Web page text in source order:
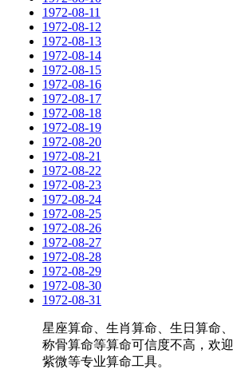
1972-08-11
1972-08-12
1972-08-13
1972-08-14
1972-08-15
1972-08-16
1972-08-17
1972-08-18
1972-08-19
1972-08-20
1972-08-21
1972-08-22
1972-08-23
1972-08-24
1972-08-25
1972-08-26
1972-08-27
1972-08-28
1972-08-29
1972-08-30
1972-08-31
星座算命、生肖算命、生日算命、
称骨算命等算命可信度不高，欢
紫微等专业算命工具。